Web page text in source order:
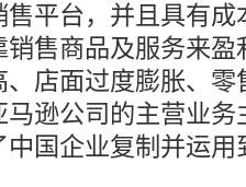
平台，并且具有
售商品及服务来
店面过度膨胀、
逊公司的主营业
国企业复制并运